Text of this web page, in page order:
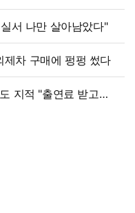
서 나만 살아남았다"
제차 구매에 펑펑 썼다
지적 "출연료 받고